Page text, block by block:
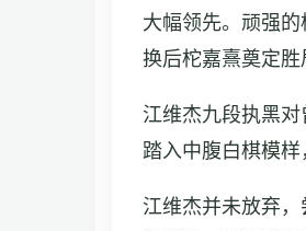
大幅领先。顽强
换后柁嘉熹奠定
江维杰九段执黑
踏入中腹白棋模
江维杰并未放弃